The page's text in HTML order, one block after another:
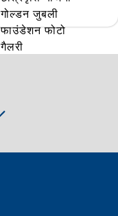
गोल्डन जुबली
फाउंडेशन फोटो
गैलरी